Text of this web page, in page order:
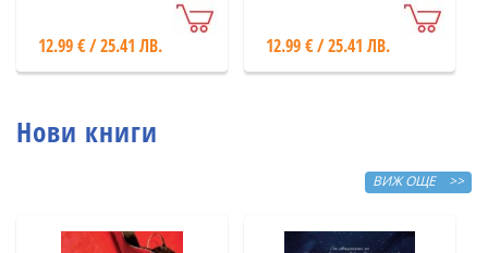
12.99 € / 25.41 ЛВ. 12.99 € / 25.41 ЛВ.
Нови книги
ВИЖ ОЩЕ >>